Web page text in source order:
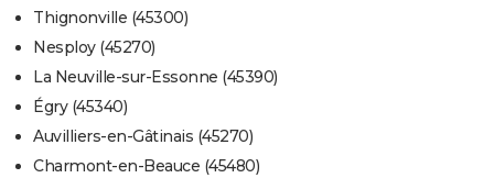
Thignonville (45300)
Nesploy (45270)
La Neuville-sur-Essonne (45390)
Égry (45340)
Auvilliers-en-Gâtinais (45270)
Charmont-en-Beauce (45480)